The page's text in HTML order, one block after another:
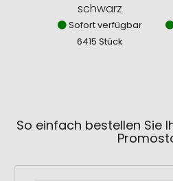
schwarz
Sofort verfügbar
6415 Stück
So einfach bestellen Sie